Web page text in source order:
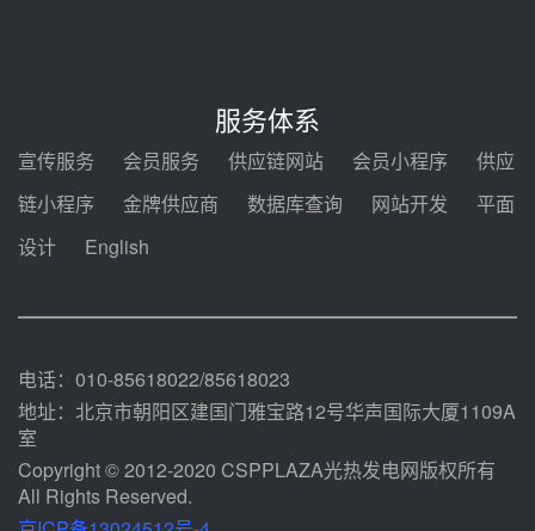
目海南州香加#1储能工程EPC总承
包项目设备采购
河北金悦弘千中标重能新疆天山北
麓100MW光热发电项目用“碳钢、
100MW光热发电项目管件采购
服务体系
宣传服务 会员服务 供应链网站 会员小程序
供应
链小程序
金牌供应商 数据库查询 网站开发
平面
设计
English
电话：010-85618022/85618023
地址：北京市朝阳区建国门雅宝路12号华声国际大厦1109A
室
Copyright © 2012-2020 CSPPLAZA光热发电网版权所有
All Rights Reserved.